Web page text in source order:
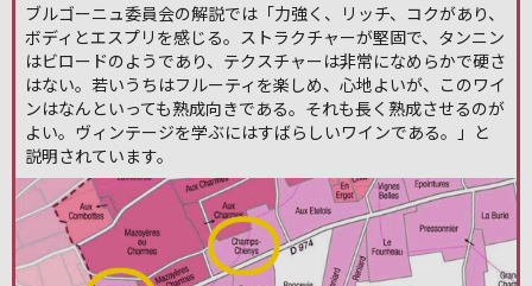
ブルゴーニュ委員会の解説では「力強く、リッチ、コクがあり、
ボディとエスプリを感じる。ストラクチャーが堅固で、タンニン
はビロードのようであり、テクスチャーは非常になめらかで硬さ
はない。若いうちはフルーティを楽しめ、心地よいが、このワイ
ンはなんといっても熟成向きである。それも長く熟成させるのが
よい。ヴィンテージを学ぶにはすばらしいワインである。」と
説明されています。